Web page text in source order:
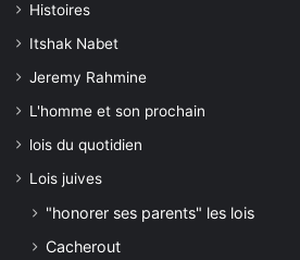
Histoires
Itshak Nabet
Jeremy Rahmine
L'homme et son prochain
lois du quotidien
Lois juives
"honorer ses parents" les lois
Cacherout